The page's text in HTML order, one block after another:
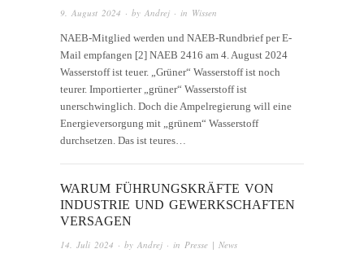
9. August 2024 · by Andrej · in Wissen
NAEB-Mitglied werden und NAEB-Rundbrief per E-
Mail empfangen [2] NAEB 2416 am 4. August 2024
Wasserstoff ist teuer. „Grüner“ Wasserstoff ist noch
teurer. Importierter „grüner“ Wasserstoff ist
unerschwinglich. Doch die Ampelregierung will eine
Energieversorgung mit „grünem“ Wasserstoff
durchsetzen. Das ist teures…
WARUM FÜHRUNGSKRÄFTE VON
INDUSTRIE UND GEWERKSCHAFTEN
VERSAGEN
14. Juli 2024 · by Andrej · in Presse | News